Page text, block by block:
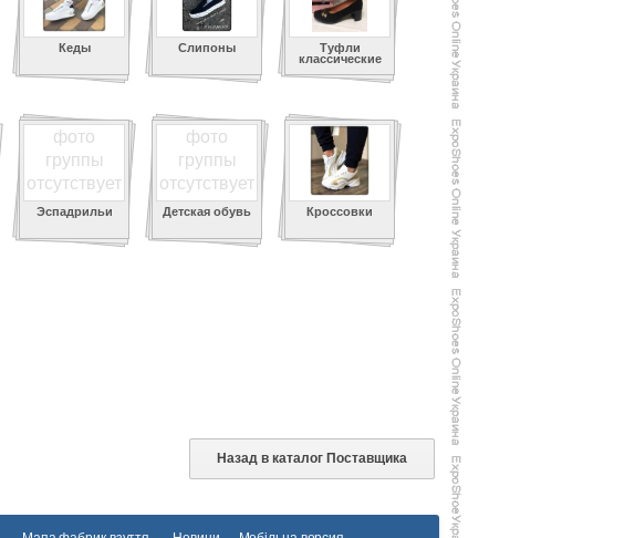
Кеды Слипоны
Туфли
классические
фото
группы
отсутствует
Эспадрильи
фото
группы
отсутствует
Детская обувь Кроссовки
Назад в каталог Поставщика